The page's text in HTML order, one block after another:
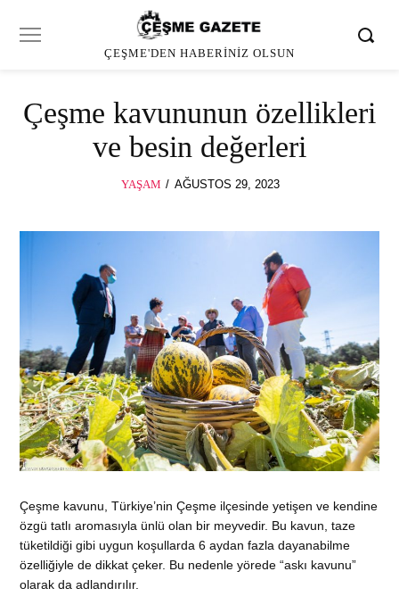
ÇEŞME'DEN HABERINIZ OLSUN
Çeşme kavununun özellikleri
ve besin değerleri
YAŞAM
POSTED
AĞUSTOS 29, 2023
Çeşme kavunu, Türkiye’nin Çeşme ilçesinde yetişen ve kendine
özgü tatlı aromasıyla ünlü olan bir meyvedir. Bu kavun, taze
tüketildiği gibi uygun koşullarda 6 aydan fazla dayanabilme
özelliğiyle de dikkat çeker. Bu nedenle yörede “askı kavunu”
olarak da adlandırılır.